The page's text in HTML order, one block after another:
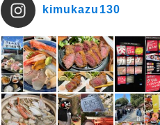
kimukazu130